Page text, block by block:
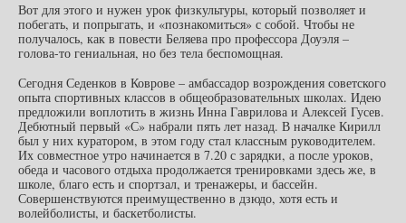
Вот для этого и нужен урок физкультуры, который позволяет и
побегать, и попрыгать, и «познакомиться» с собой. Чтобы не
получалось, как в повести Беляева про профессора Доуэля –
голова-то гениальная, но без тела беспомощная.
Сегодня Седенков в Коврове – амбассадор возрождения советского
опыта спортивных классов в общеобразовательных школах. Идею
предложили воплотить в жизнь Инна Гаврилова и Алексей Гусев.
Дебютный первый «С» набрали пять лет назад. В началке Кирилл
был у них куратором, в этом году стал классным руководителем.
Их совместное утро начинается в 7.20 с зарядки, а после уроков,
обеда и часового отдыха продолжается тренировками здесь же, в
школе, благо есть и спортзал, и тренажеры, и бассейн.
Совершенствуются преимущественно в дзюдо, хотя есть и
волейболисты, и баскетболисты.